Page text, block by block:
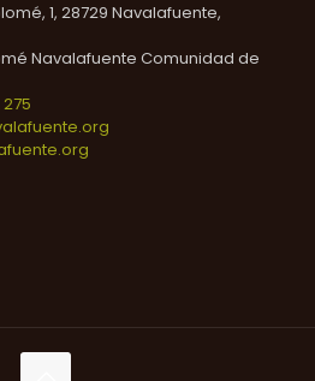
1, 28729 Navalafuente,
Navalafuente Comunidad de
275